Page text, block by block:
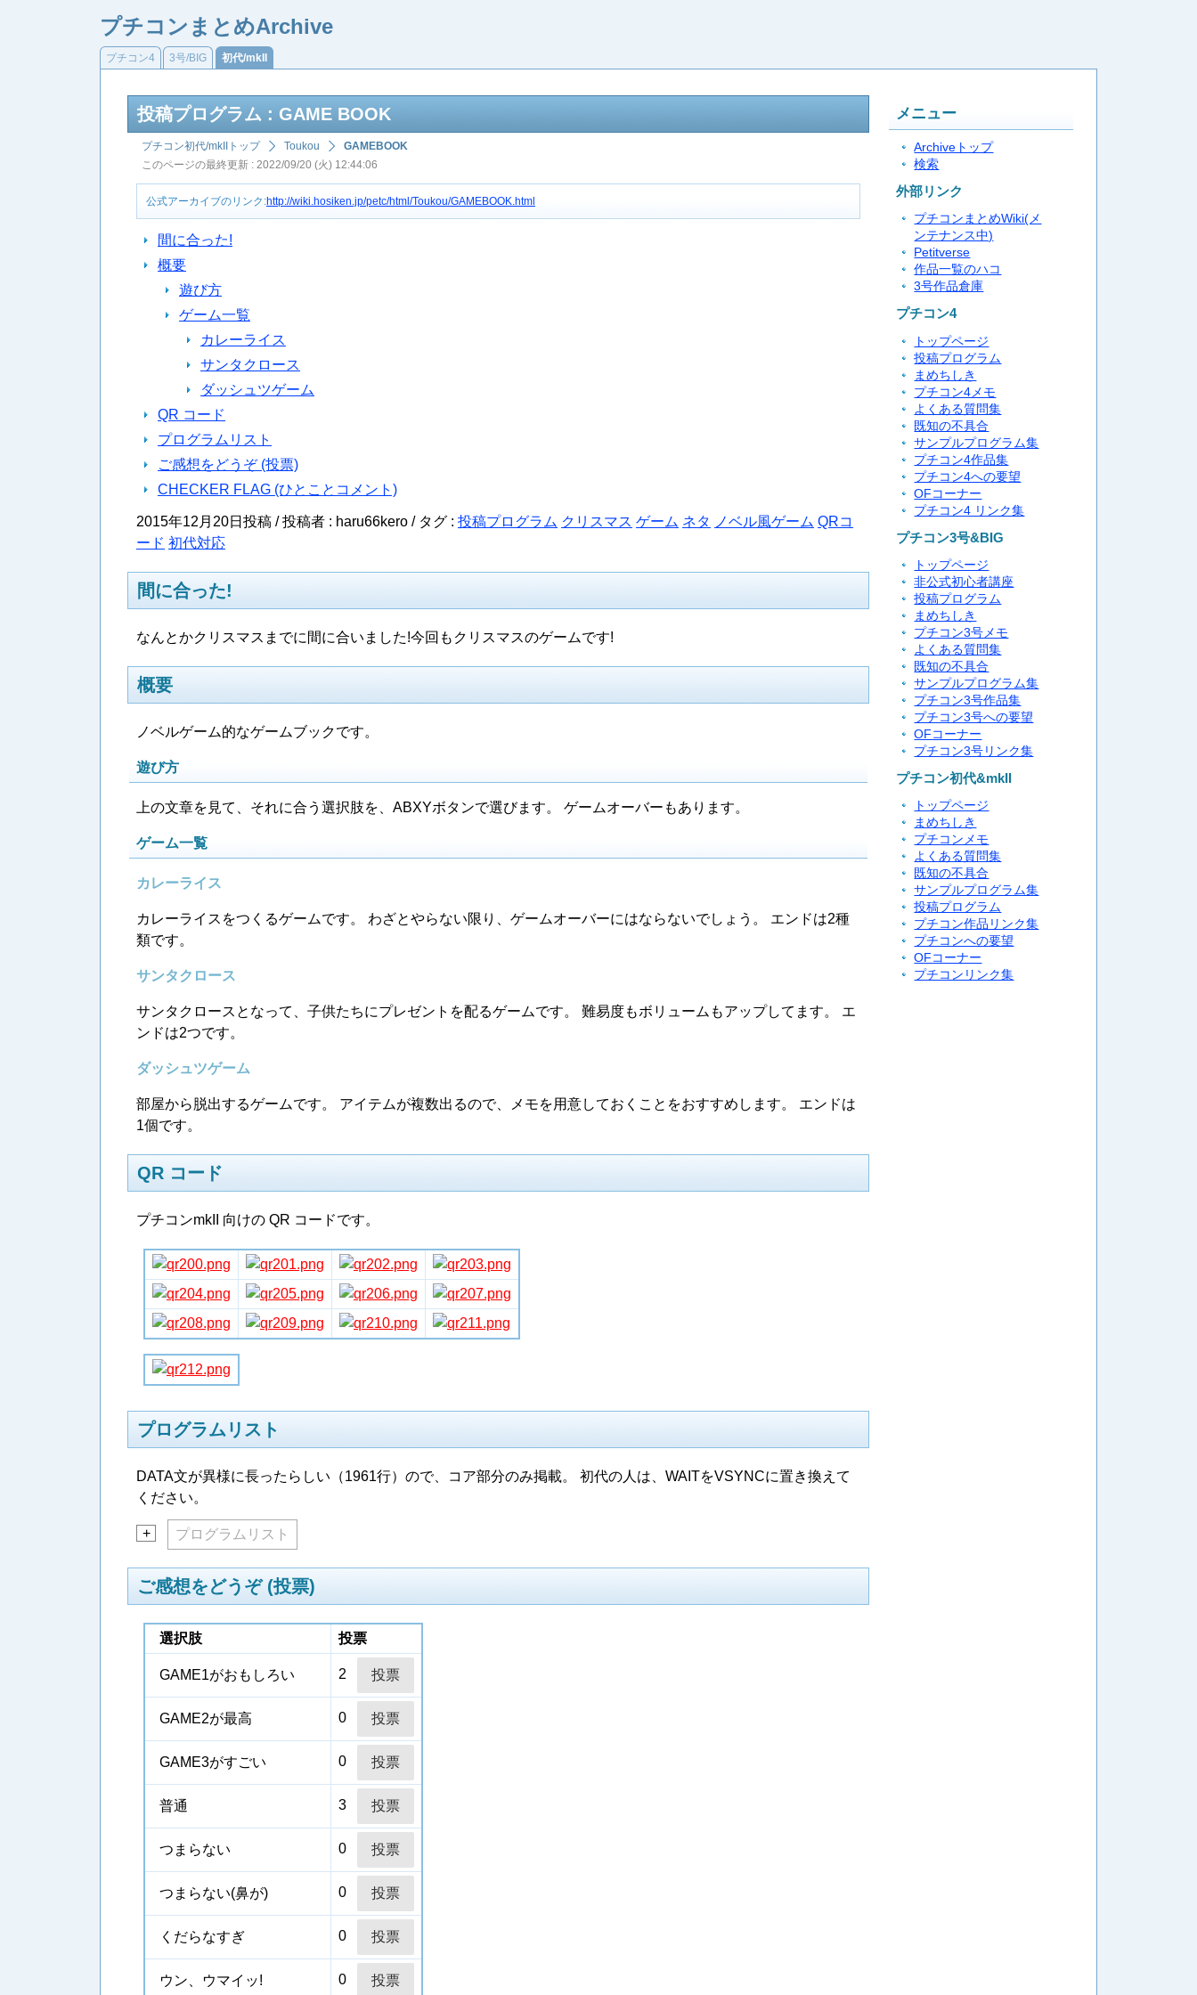
プチコンまとめArchive
プチコン4 3号/BIG 初代/mkII
投稿プログラム : GAME BOOK
プチコン初代/mkIIトップ Toukou
GAMEBOOK
このページの最終更新 : 2022/09/20 (火) 12:44:06
公式アーカイブのリンク:http://wiki.hosiken.jp/petc/html/Toukou/GAMEBOOK.html
間に合った!
概要
遊び方
ゲーム一覧
カレーライス
サンタクロース
ダッシュツゲーム
QR コード
プログラムリスト
ご感想をどうぞ (投票)
CHECKER FLAG (ひとことコメント)
2015年12月20日投稿 / 投稿者 : haru66kero / タグ : 投稿プログラム クリスマス ゲーム ネタ ノベル風ゲーム QRコ
ード 初代対応
間に合った!
なんとかクリスマスまでに間に合いました!今回もクリスマスのゲームです!
概要
ノベルゲーム的なゲームブックです。
遊び方
上の文章を見て、それに合う選択肢を、ABXYボタンで選びます。 ゲームオーバーもあります。
ゲーム一覧
カレーライス
カレーライスをつくるゲームです。 わざとやらない限り、ゲームオーバーにはならないでしょう。 エンドは2種
類です。
サンタクロース
サンタクロースとなって、子供たちにプレゼントを配るゲームです。 難易度もボリュームもアップしてます。 エ
ンドは2つです。
ダッシュツゲーム
部屋から脱出するゲームです。 アイテムが複数出るので、メモを用意しておくことをおすすめします。 エンドは
1個です。
QR コード
プチコンmkII 向けの QR コードです。
プログラムリスト
DATA文が異様に長ったらしい（1961行）ので、コア部分のみ掲載。 初代の人は、WAITをVSYNCに置き換えて
ください。
+ プログラムリスト
ご感想をどうぞ (投票)
選択肢 投票
GAME1がおもしろい 2
GAME2が最高 0
GAME3がすごい 0
普通 3
つまらない 0
つまらない(鼻が) 0
くだらなすぎ 0
ウン、ウマイッ! 0
メニュー
Archiveトップ
検索
外部リンク
プチコンまとめWiki(メ
ンテナンス中)
Petitverse
作品一覧のハコ
3号作品倉庫
プチコン4
トップページ
投稿プログラム
まめちしき
プチコン4メモ
よくある質問集
既知の不具合
サンプルプログラム集
プチコン4作品集
プチコン4への要望
OFコーナー
プチコン4 リンク集
プチコン3号&BIG
トップページ
非公式初心者講座
投稿プログラム
まめちしき
プチコン3号メモ
よくある質問集
既知の不具合
サンプルプログラム集
プチコン3号作品集
プチコン3号への要望
OFコーナー
プチコン3号リンク集
プチコン初代&mkII
トップページ
まめちしき
プチコンメモ
よくある質問集
既知の不具合
サンプルプログラム集
投稿プログラム
プチコン作品リンク集
プチコンへの要望
OFコーナー
プチコンリンク集